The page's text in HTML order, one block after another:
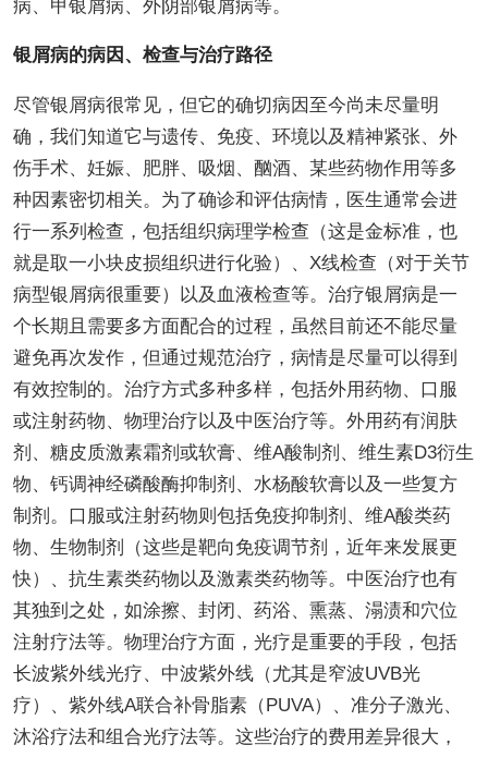
病、甲银屑病、外阴部银屑病等。
银屑病的病因、检查与治疗路径
尽管银屑病很常见，但它的确切病因至今尚未尽量明
确，我们知道它与遗传、免疫、环境以及精神紧张、外
伤手术、妊娠、肥胖、吸烟、酗酒、某些药物作用等多
种因素密切相关。为了确诊和评估病情，医生通常会进
行一系列检查，包括组织病理学检查（这是金标准，也
就是取一小块皮损组织进行化验）、X线检查（对于关节
病型银屑病很重要）以及血液检查等。治疗银屑病是一
个长期且需要多方面配合的过程，虽然目前还不能尽量
避免再次发作，但通过规范治疗，病情是尽量可以得到
有效控制的。治疗方式多种多样，包括外用药物、口服
或注射药物、物理治疗以及中医治疗等。外用药有润肤
剂、糖皮质激素霜剂或软膏、维A酸制剂、维生素D3衍生
物、钙调神经磷酸酶抑制剂、水杨酸软膏以及一些复方
制剂。口服或注射药物则包括免疫抑制剂、维A酸类药
物、生物制剂（这些是靶向免疫调节剂，近年来发展更
快）、抗生素类药物以及激素类药物等。中医治疗也有
其独到之处，如涂擦、封闭、药浴、熏蒸、溻渍和穴位
注射疗法等。物理治疗方面，光疗是重要的手段，包括
长波紫外线光疗、中波紫外线（尤其是窄波UVB光
疗）、紫外线A联合补骨脂素（PUVA）、准分子激光、
沐浴疗法和组合光疗法等。这些治疗的费用差异很大，